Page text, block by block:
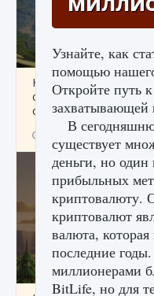
Как исправить
сохранение мира —
сохранение данных
9 августа 2024
Узнайте, как
помощью
Откройте путь
захватывающей
В
существует
деньги, но
прибыльных
криптовалюту.
криптовалют
валюта,
последние
миллионерами
BitLife, но для